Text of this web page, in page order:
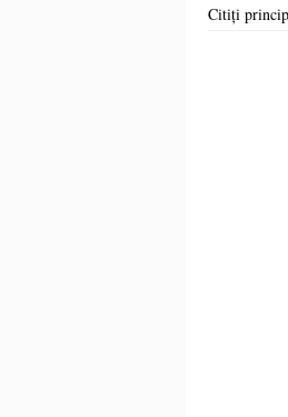
Citiți